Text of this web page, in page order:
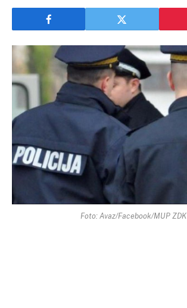
Foto: Avaz/Facebook/MUP ZDK